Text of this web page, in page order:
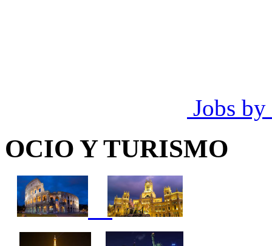
Jobs by
OCIO Y TURISMO